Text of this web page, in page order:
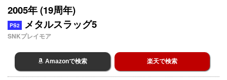
2005年 (19周年)
PS2 メタルスラッグ5
SNKプレイモア
Amazonで検索 楽天で検索